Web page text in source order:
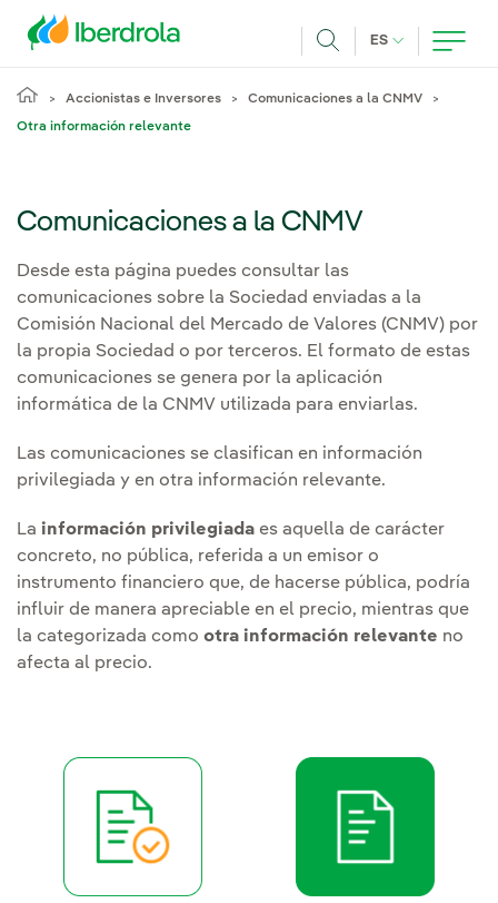
ES IDIOMA
Accionistas e Inversores Comunicaciones a la CNMV
Otra información relevante
Comunicaciones a la CNMV
Desde esta página puedes consultar las
comunicaciones sobre la Sociedad enviadas a la
Comisión Nacional del Mercado de Valores (CNMV) por
la propia Sociedad o por terceros. El formato de estas
comunicaciones se genera por la aplicación
informática de la CNMV utilizada para enviarlas.
Las comunicaciones se clasifican en información
privilegiada y en otra información relevante.
La información privilegiada es aquella de carácter
concreto, no pública, referida a un emisor o
instrumento financiero que, de hacerse pública, podría
influir de manera apreciable en el precio, mientras que
la categorizada como otra información relevante no
afecta al precio.